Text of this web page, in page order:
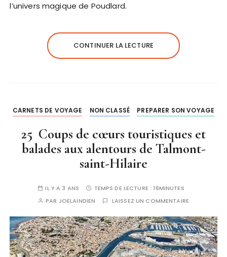
l’univers magique de Poudlard.
CONTINUER LA LECTURE
CARNETS DE VOYAGE NON CLASSÉ PREPARER SON VOYAGE
25 Coups de cœurs touristiques et
balades aux alentours de Talmont-
saint-Hilaire
IL Y A 3 ANS TEMPS DE LECTURE :16MINUTES
PAR JOELAINDIEN LAISSEZ UN COMMENTAIRE